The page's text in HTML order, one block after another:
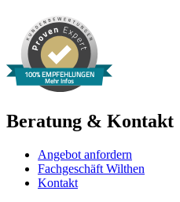
100% EMPFEHLUNGEN
Mehr Infos
Beratung & Kontakt
Angebot anfordern
Fachgeschäft Wilthen
Kontakt